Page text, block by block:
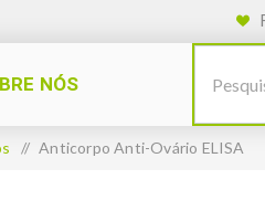
NÓS
/ Anticorpo Anti-Ovário ELISA